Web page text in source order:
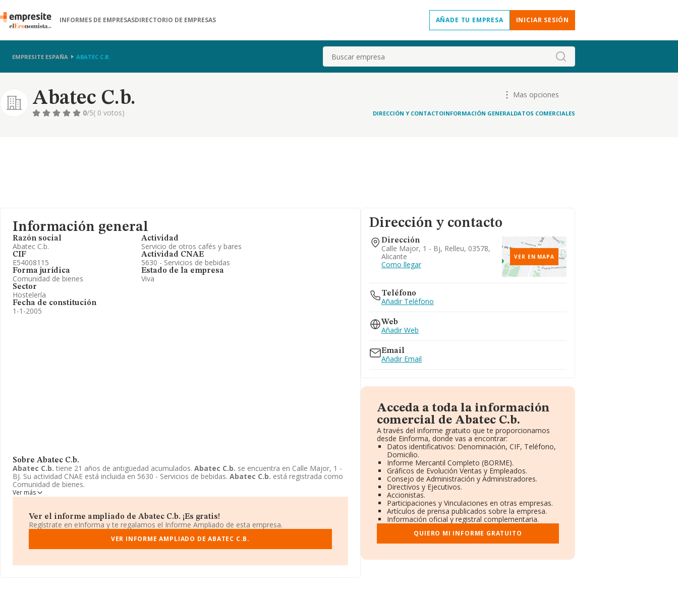
INFORMES DE EMPRESASDIRECTORIO DE EMPRESAS AÑADE TU EMPRESA INICIAR SESIÓN
EMPRESITE ESPAÑA ABATEC C.B. Buscar
Abatec C.b.
Mas opciones
0/5( 0 votos) DIRECCIÓN Y CONTACTOINFORMACIÓN GENERALDATOS COMERCIALES
Información general
Razón social
Abatec C.b.
CIF
E54008115
Forma jurídica
Comunidad de bienes
Sector
Hostelería
Fecha de constitución
1-1-2005
Actividad
Servicio de otros cafés y bares
Actividad CNAE
5630 - Servicios de bebidas
Estado de la empresa
Viva
Sobre Abatec C.b.
Abatec C.b. tiene 21 años de antigüedad acumulados. Abatec C.b. se encuentra en Calle Major, 1 -
BJ. Su actividad CNAE está incluida en 5630 - Servicios de bebidas. Abatec C.b. está registrada como
Comunidad de bienes.
Ver más
Ver el informe ampliado de Abatec C.b. ¡Es gratis!
Regístrate en eInforma y te regalamos el Informe Ampliado de esta empresa.
VER INFORME AMPLIADO DE ABATEC C.B.
Dirección y contacto
Dirección
Calle Major, 1 - Bj, Relleu, 03578,
Alicante
Como llegar
VER EN MAPA
Teléfono
Añadir Teléfono
Web
Añadir Web
Email
Añadir Email
Acceda a toda la información
comercial de Abatec C.b.
A través del informe gratuito que te proporcionamos
desde Einforma, donde vas a encontrar:
Datos identificativos: Denominación, CIF, Teléfono,
Domicilio.
Informe Mercantil Completo (BORME).
Gráficos de Evolución Ventas y Empleados.
Consejo de Administración y Administradores.
Directivos y Ejecutivos.
Accionistas.
Participaciones y Vinculaciones en otras empresas.
Artículos de prensa publicados sobre la empresa.
Información oficial y registral complementaria.
QUIERO MI INFORME GRATUITO